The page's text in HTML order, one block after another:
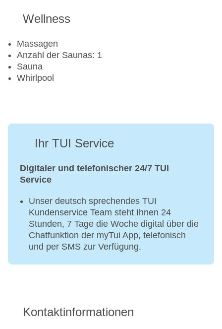
Wellness
Massagen
Anzahl der Saunas: 1
Sauna
Whirlpool
Ihr TUI Service
Digitaler und telefonischer 24/7 TUI
Service
Unser deutsch sprechendes TUI
Kundenservice Team steht Ihnen 24
Stunden, 7 Tage die Woche digital über die
Chatfunktion der myTui App, telefonisch
und per SMS zur Verfügung.
Kontaktinformationen